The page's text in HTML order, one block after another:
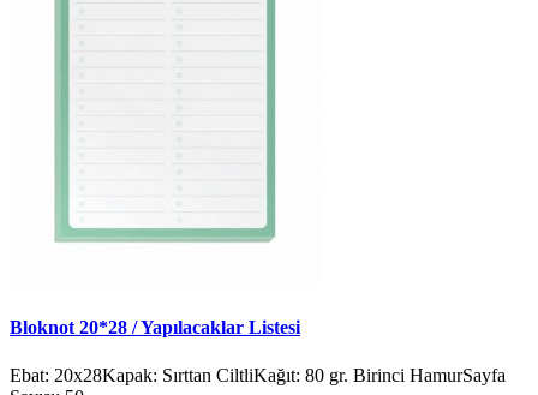
Bloknot 20*28 / Yapılacaklar Listesi
Ebat: 20x28Kapak: Sırttan CiltliKağıt: 80 gr. Birinci HamurSayfa